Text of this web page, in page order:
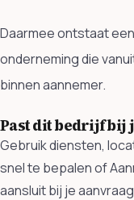
Daarmee ontstaat
onderneming die
binnen aannemer.
Past dit bedrijf bij
Gebruik diensten,
snel te bepalen of
aansluit bij je